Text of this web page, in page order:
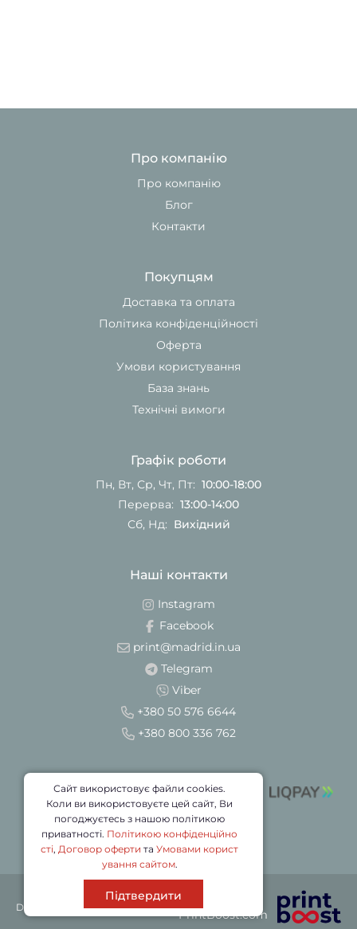
Про компанію
Про компанію
Блог
Контакти
Покупцям
Доставка та оплата
Політика конфіденційності
Оферта
Умови користування
База знань
Технічні вимоги
Графік роботи
Пн, Вт, Ср, Чт, Пт: 10:00-18:00
Перерва: 13:00-14:00
Сб, Нд: Вихідний
Наші контакти
Instagram
Facebook
print@madrid.in.ua
Telegram
Viber
+380 50 576 6644
+380 800 336 762
DRUK © 2026
Партнер
PrintBoost.com
Сайт використовує файли cookies.
Коли ви використовуєте цей сайт, Ви
погоджуєтесь з нашою політикою
приватності. Політикою конфіденційно
сті, Договор оферти та Умовами корист
ування сайтом.
Підтвердити